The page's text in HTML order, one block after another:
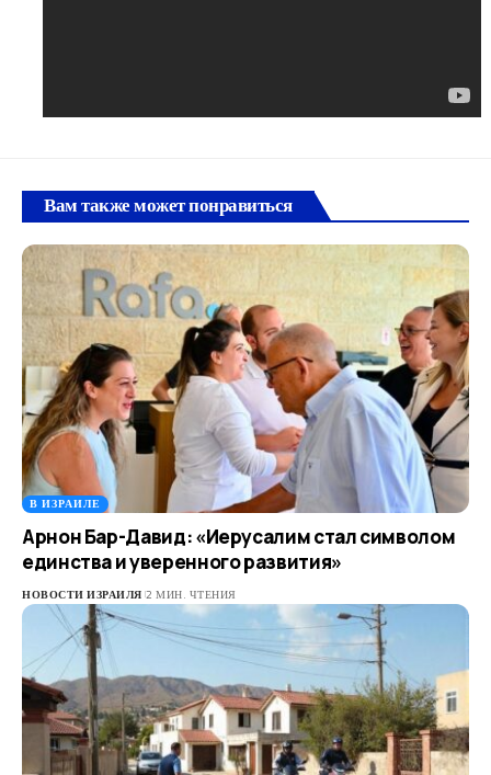
Вам также может понравиться
В ИЗРАИЛЕ
Арнон Бар-Давид: «Иерусалим стал символом
единства и уверенного развития»
НОВОСТИ ИЗРАИЛЯ 2 МИН. ЧТЕНИЯ